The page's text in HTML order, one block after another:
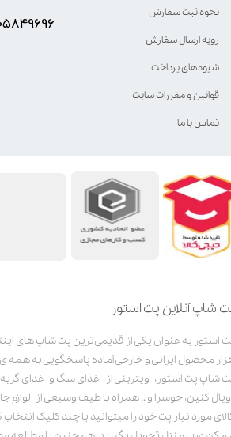
شاپ آنلاین پت استور
محصول ایرانی و خارجی آماده پاسخگویی به
شاپ پت استور، ویترینی از غذای سگ و غذای گربه
کنین، جوسرا و .. همراه با طیف وسیعی از لوازم
مورد نیاز پت خود را میتوانید با چند کلیک
نحوه ثبت سفارش
رویه ارسال سفارش
شیوه‌های پرداخت
قوانین و مقررات سایت
تماس با ما